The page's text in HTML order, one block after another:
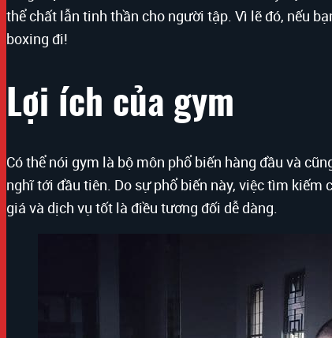
thể chất lẫn tinh thần cho người tập. Vì lẽ đó, nếu
boxing đi!
Lợi ích của gym
Có thể nói gym là bộ môn phổ biến hàng đầu và
nghĩ tới đầu tiên. Do sự phổ biến này, việc tìm
giá và dịch vụ tốt là điều tương đối dễ dàng.